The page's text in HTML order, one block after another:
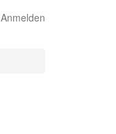
Anmelden